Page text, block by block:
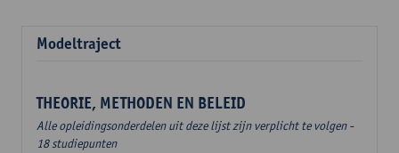
Modeltraject
THEORIE, METHODEN EN BELEID
Alle opleidingsonderdelen uit deze lijst zijn verplicht te volgen -
18 studiepunten